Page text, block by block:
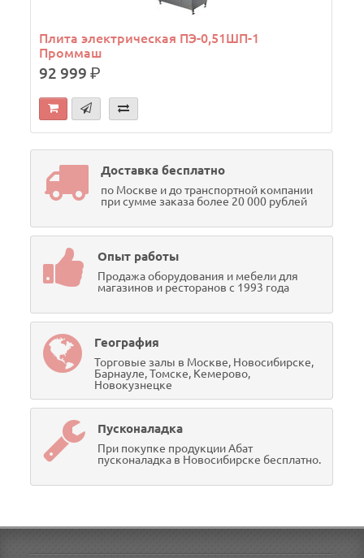
Плита электрическая ПЭ-0,51ШП-1
Проммаш
92 999р.
Доставка бесплатно
по Москве и до транспортной компании
при сумме заказа более 20 000 рублей
Опыт работы
Продажа оборудования и мебели для
магазинов и ресторанов с 1993 года
География
Торговые залы в Москве, Новосибирске,
Барнауле, Томске, Кемерово,
Новокузнецке
Пусконаладка
При покупке продукции Абат
пусконаладка в Новосибирске бесплатно.